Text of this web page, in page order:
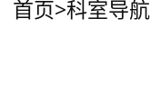
首页>科室导航